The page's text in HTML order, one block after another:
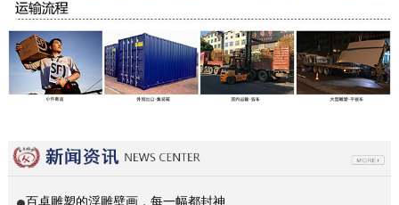
百卓雕塑的浮雕壁画，每一幅都封神